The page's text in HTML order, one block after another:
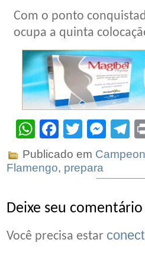
Com o ponto
ocupa a quinta
WhatsApp
Facebook
Twitter
Publicado em
Flamengo, prepara
Deixe seu comentário
Você precisa estar